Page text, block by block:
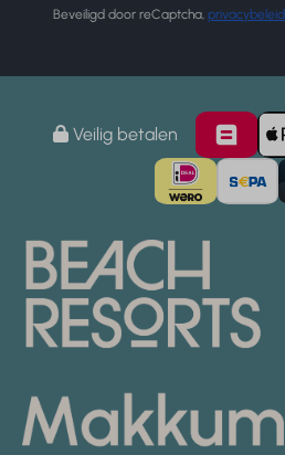
Beveiligd door reCaptcha, privacybeleid
Veilig betalen